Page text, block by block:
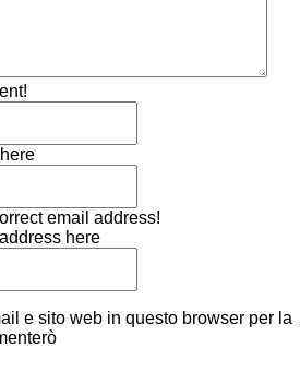
email address!
here
e sito web in questo browser per la